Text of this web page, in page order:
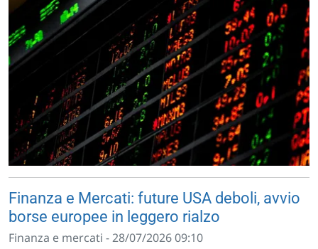
Finanza e Mercati: future USA deboli, avvio
borse europee in leggero rialzo
Finanza e mercati - 28/07/2026 09:10